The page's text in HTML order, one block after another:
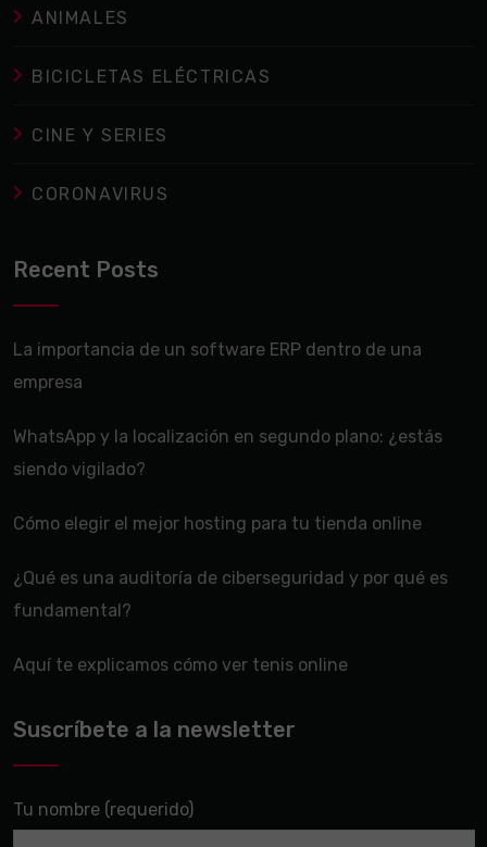
ANIMALES
BICICLETAS ELÉCTRICAS
CINE Y SERIES
CORONAVIRUS
Recent Posts
La importancia de un software ERP dentro de una
empresa
WhatsApp y la localización en segundo plano: ¿estás
siendo vigilado?
Cómo elegir el mejor hosting para tu tienda online
¿Qué es una auditoría de ciberseguridad y por qué es
fundamental?
Aquí te explicamos cómo ver tenis online
Suscríbete a la newsletter
Tu nombre (requerido)